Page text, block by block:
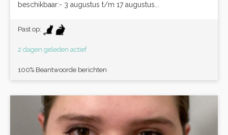
beschikbaar:- 3 augustus t/m 17 augustus...
Past op:
2 dagen geleden actief
100% Beantwoorde berichten